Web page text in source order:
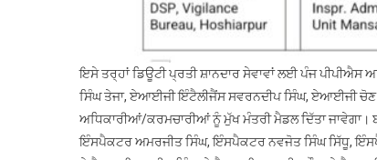
ਇਸੇ ਤਰ੍ਹਾਂ ਡਿਊਟੀ ਪ੍ਰਤੀ ਸ਼ਾਨਦਾਰ ਸੇਵਾਵਾਂ ਲਈ ਪੰਜ ਪੀਪੀਐਸ
ਸਿੰਘ ਤੇਜਾ, ਏਆਈਜੀ ਇੰਟੈਲੀਜੈਂਸ ਸਵਰਨਦੀਪ ਸਿੰਘ, ਏਆਈਜੀ ਚੋਣ
ਅਧਿਕਾਰੀਆਂ/ਕਰਮਚਾਰੀਆਂ ਨੂੰ ਮੁੱਖ ਮੰਤਰੀ ਮੈਡਲ ਦਿੱਤਾ
ਇੰਸਪੈਕਟਰ ਅਮਰਜੀਤ ਸਿੰਘ, ਇੰਸਪੈਕਟਰ ਨਵਜੋਤ ਸਿੰਘ ਸਿੱਧੂ,